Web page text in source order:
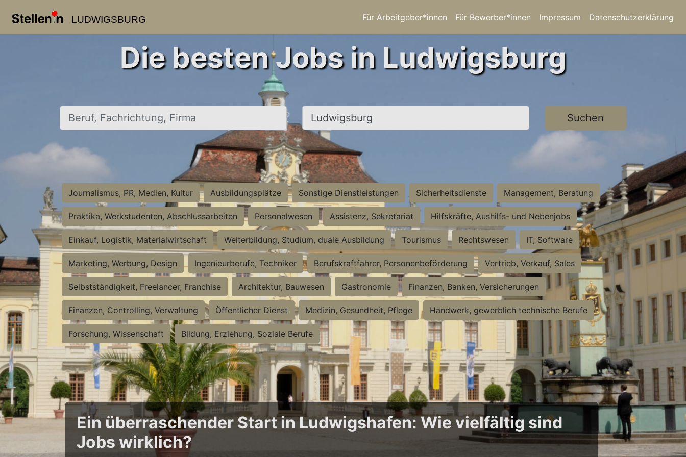
LUDWIGSBURG Für Arbeitgeber*innen Für Bewerber*innen Impressum Datenschutzerklärung
Die besten Jobs in Ludwigsburg
Beruf, Fachrichtung, Firma Ort, Stadt Suchen
Journalismus, PR, Medien, Kultur Ausbildungsplätze Sonstige Dienstleistungen Sicherheitsdienste Management, Beratung
Praktika, Werkstudenten, Abschlussarbeiten Personalwesen Assistenz, Sekretariat Hilfskräfte, Aushilfs- und Nebenjobs
Einkauf, Logistik, Materialwirtschaft Weiterbildung, Studium, duale Ausbildung Tourismus Rechtswesen IT, Software
Marketing, Werbung, Design Ingenieurberufe, Techniker Berufskraftfahrer, Personenbeförderung Vertrieb, Verkauf, Sales
Selbstständigkeit, Freelancer, Franchise Architektur, Bauwesen Gastronomie Finanzen, Banken, Versicherungen
Finanzen, Controlling, Verwaltung Öffentlicher Dienst Medizin, Gesundheit, Pflege Handwerk, gewerblich technische Berufe
Forschung, Wissenschaft Bildung, Erziehung, Soziale Berufe
Ein überraschender Start in Ludwigshafen: Wie vielfältig sind
Jobs wirklich?